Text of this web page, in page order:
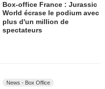
Box-office France : Jurassic
World écrase le podium avec
plus d'un million de
spectateurs
News - Box Office